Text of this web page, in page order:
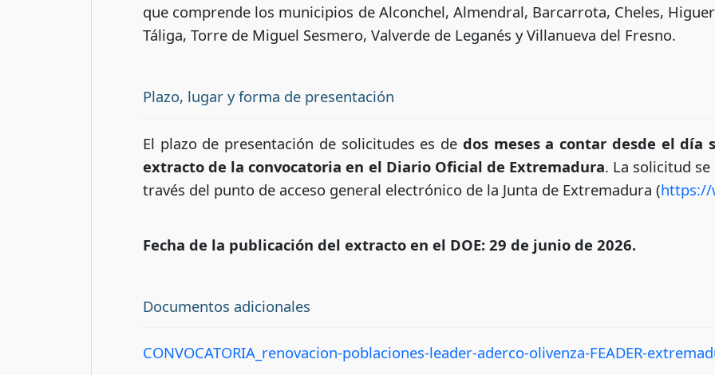
que comprende los municipios de Alconchel, Almendral, Barcarrota, Cheles,
Táliga, Torre de Miguel Sesmero, Valverde de Leganés y Villanueva del Fresno.
Plazo, lugar y forma de presentación
El plazo de presentación de solicitudes es de dos meses a contar desde el
extracto de la convocatoria en el Diario Oficial de Extremadura. La solicitud
través del punto de acceso general electrónico de la Junta de Extremadura (https://
Fecha de la publicación del extracto en el DOE: 29 de junio de 2026.
Documentos adicionales
CONVOCATORIA_renovacion-poblaciones-leader-aderco-olivenza-FEADER-